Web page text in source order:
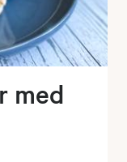
med